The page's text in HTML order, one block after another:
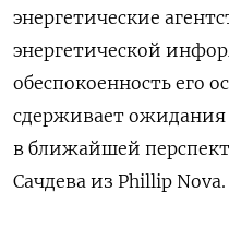
энергетические
энергетической
обеспокоенность его
сдерживает ожидания
в ближайшей
Сачдева из Phillip Nova.